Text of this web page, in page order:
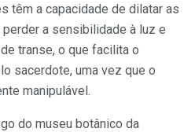
têm a capacidade de dilatar as
a sensibilidade à luz e
transe, o que facilita o
sacerdote, uma vez que o
manipulável.
do museu botânico da